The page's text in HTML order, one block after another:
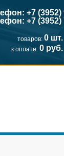
+7 (3952)
+7 (3952)
товаров: 0 шт.
к оплате: 0 руб.